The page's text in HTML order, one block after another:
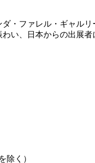
・ファレル・ギャル
い、日本からの出展
除く）